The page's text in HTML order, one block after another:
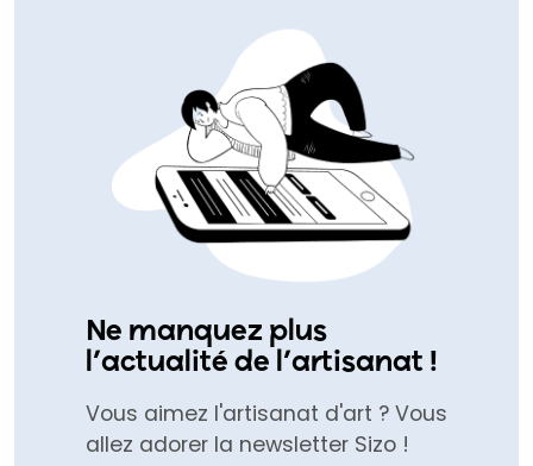
Ne manquez plus
l’actualité de l’artisanat !
Vous aimez l'artisanat d'art ? Vous
allez adorer la newsletter Sizo !